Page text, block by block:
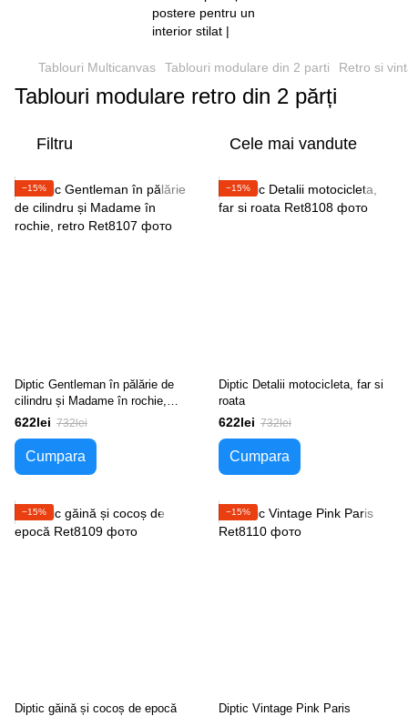
Tablouri Multicanvas Tablouri modulare din 2 parti Retro si
Tablouri modulare retro din 2 părți
Filtru Cele mai vandute
−15%
Diptic Gentleman în pălărie de
cilindru și Madame în rochie,
retro
622lei 732lei
Cumpara
−15%
Diptic Detalii motocicleta, far si
roata
622lei 732lei
Cumpara
−15%
Diptic găină și cocoș de epocă
−15%
Diptic Vintage Pink Paris